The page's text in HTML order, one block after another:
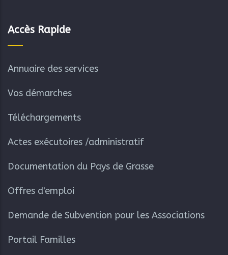
Accès Rapide
Annuaire des services
Vos démarches
Téléchargements
Actes exécutoires /administratif
Documentation du Pays de Grasse
Offres d'emploi
Demande de Subvention pour les Associations
Portail Familles